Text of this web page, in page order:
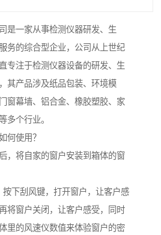
是一家从事检测仪器研发、生
务的综合型企业，公司从上世纪
专注于检测仪器设备的研发、生
其产品涉及纸品包装、环境模
窗幕墙、铝合金、橡胶塑胶、家
多个行业。
何使用？
，将自家的窗户安装到箱体的窗
按下刮风键，打开窗户，让客户感
将窗户关闭，让客户感受，同时
里的风速仪数值来体验窗户的密